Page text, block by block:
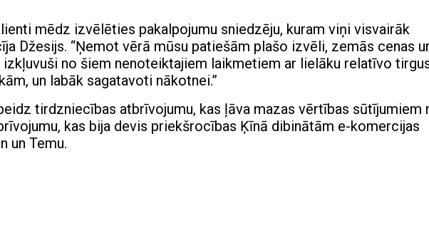
mēdz izvēlēties pakalpojumu sniedzēju, kuram viņi visvairāk
Džesijs. “Ņemot vērā mūsu patiešām plašo izvēli, zemās cenas
no šiem nenoteiktajiem laikmetiem ar lielāku relatīvo
un labāk sagatavoti nākotnei.”
tirdzniecības atbrīvojumu, kas ļāva mazas vērtības sūtījumiem
kas bija devis priekšrocības Ķīnā dibinātām e-komercijas
un Temu.